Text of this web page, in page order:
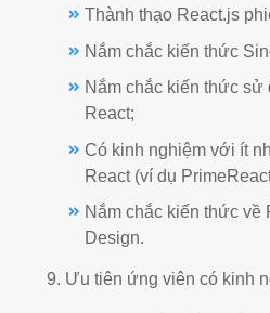
Thành thạo React.js
Nắm chắc kiến thức
Nắm chắc kiến thức sử
React;
Có kinh nghiệm với ít
React (ví dụ
Nắm chắc kiến thức về
Design.
9. Ưu tiên ứng viên có kinh